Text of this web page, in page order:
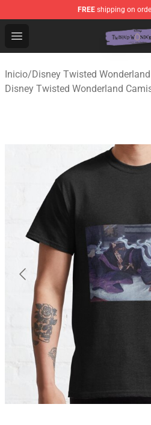
FREE shipping on
Open menu
Twisted Wonderland Store
Inicio/Disney Twisted
Disney Twisted Wonderland